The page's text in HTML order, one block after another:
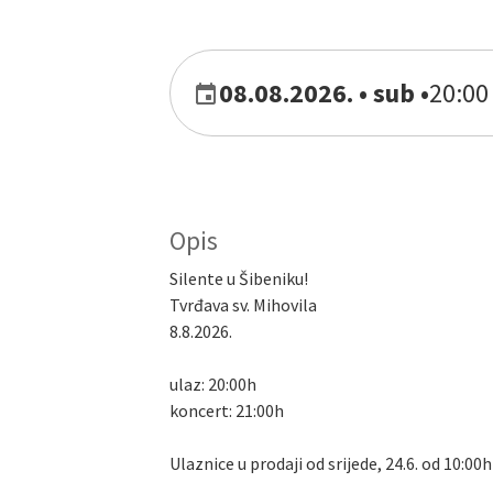
08.08.2026. • sub •
Opis
Silente u Šibeniku!
Tvrđava sv. Mihovila
8.8.2026.
ulaz: 20:00h
koncert: 21:00h
Ulaznice u prodaji od srijede, 24.6. od 10:00h